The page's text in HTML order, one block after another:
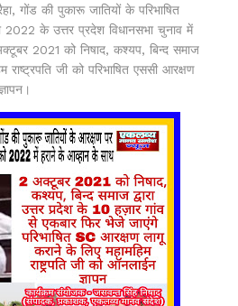
गोंड की पुकारू जातियों के परिभाषित
2022 के उत्तर प्रदेश विधानसभा चुनाव में
2021 को निषाद, कश्यप, बिन्द समाज
जी को परिभाषित एससी आरक्षण